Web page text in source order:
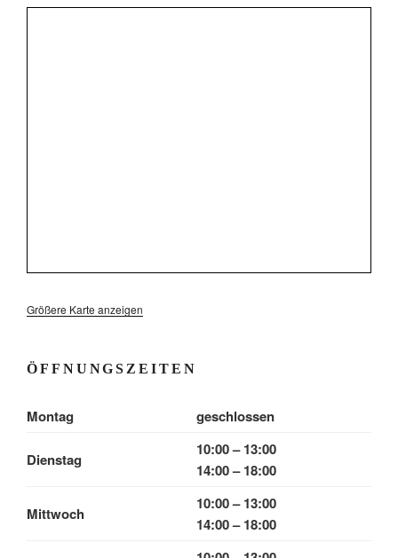
Größere Karte anzeigen
ÖFFNUNGSZEITEN
Montag geschlossen
Dienstag
10:00 – 13:00
14:00 – 18:00
Mittwoch
10:00 – 13:00
14:00 – 18:00